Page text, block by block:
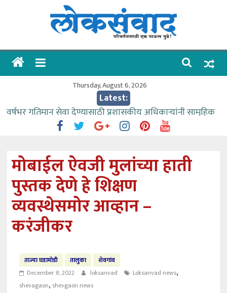
लोकसंवाद
ताज्या
Thursday, August 6, 2026
Latest:
वर्षभर गतिमान सेवा देण्यासाठी प्रशासकीय अधिकाऱ्यांनी सामुहिक
प्रयत्न करावे – आमदार काळे
काळे
आत्मामालिक गुरूकूलाचे २२८ विद्यार्थी शिष्यवृत्तीस पात्र
ईच्छा आणि मेहनतीच्या बळावर यश मिळवता येते – शिवप्रसाद
पंडोरे
आमदार आशुतोष काळे यांचा वाढदिवस विविध सामाजिक
उपक्रमांनी साजरा
मोबाईल ऐवजी मुलांच्या हाती
पुस्तक देणे हे शिक्षण
व्यवस्थेसमोर आव्हान –
करंजीकर
ताज्या घडामोडी तालुका
शेवगांव
December 8, 2022
loksanvad Loksanvad news,
shevagaon, shevgaon news